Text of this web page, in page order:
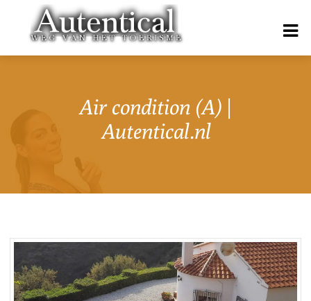
Air condition (A) |
Autentical.nl